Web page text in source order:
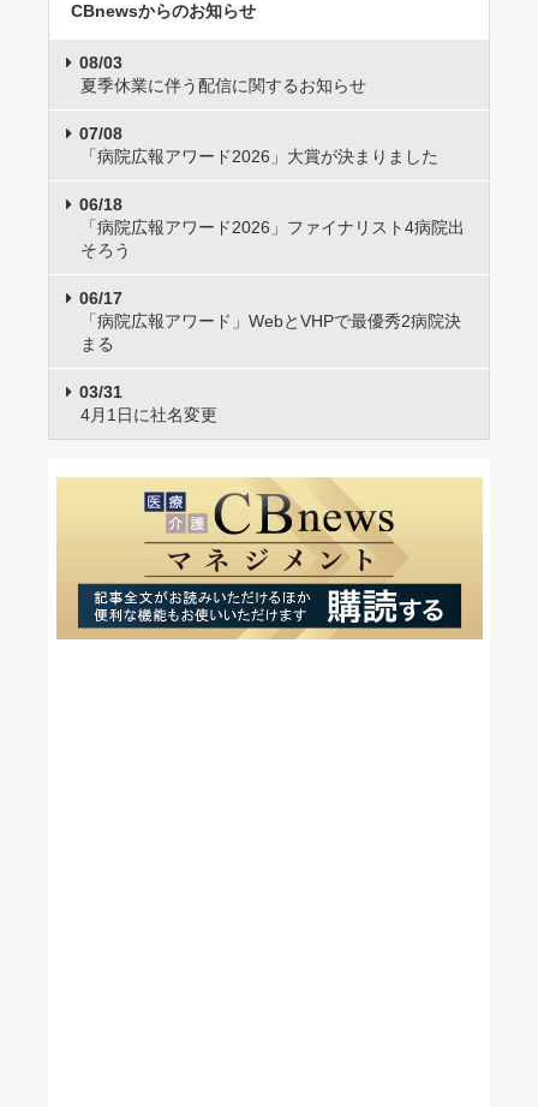
CBnewsからのお知らせ
08/03
夏季休業に伴う配信に関するお知らせ
07/08
「病院広報アワード2026」大賞が決まりました
06/18
「病院広報アワード2026」ファイナリスト4病院出
そろう
06/17
「病院広報アワード」WebとVHPで最優秀2病院決
まる
03/31
4月1日に社名変更